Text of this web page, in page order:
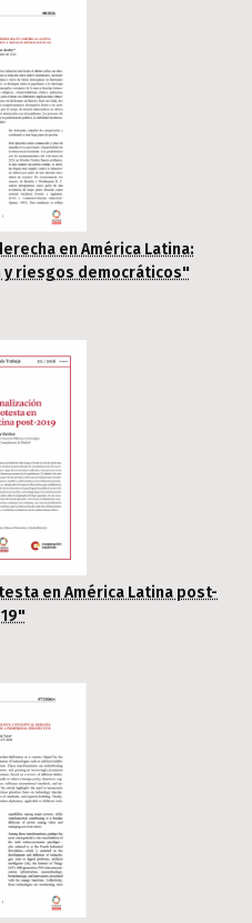
en América Latina:
riesgos democráticos"
en América Latina post-